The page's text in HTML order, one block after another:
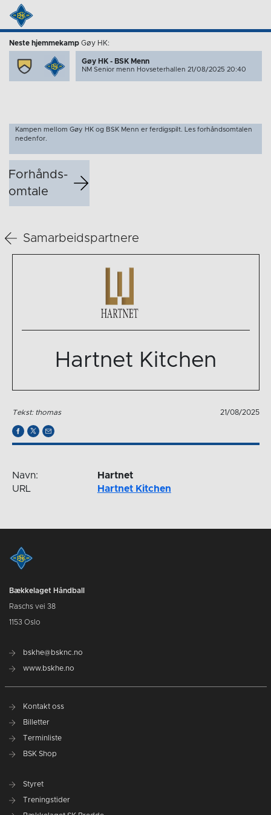
Neste hjemmekamp Gøy HK:
Gøy HK - BSK Menn
NM Senior menn Hovseterhallen 21/08/2025 20:40
Kampen mellom Gøy HK og BSK Menn er ferdigspilt. Les forhåndsomtalen
nedenfor.
Forhånds­
omtale
Samarbeidspartnere
Hartnet Kitchen
Tekst: thomas 21/08/2025
Navn:
Hartnet
URL
Hartnet Kitchen
Bækkelaget Håndball
Raschs vei 38
1153 Oslo
bskhe@bsknc.no
www.bskhe.no
Kontakt oss
Billetter
Terminliste
BSK Shop
Styret
Treningstider